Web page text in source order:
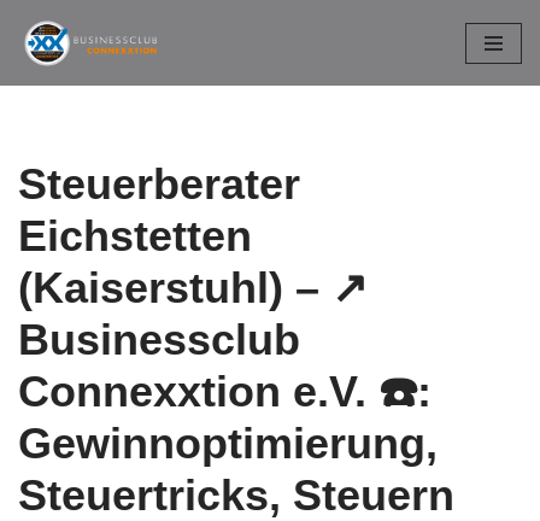
Zum
Steuerberater
Eichstetten
(Kaiserstuhl) – ↗️
Businessclub
Connexxtion e.V. ☎️:
Gewinnoptimierung,
Steuertricks, Steuern